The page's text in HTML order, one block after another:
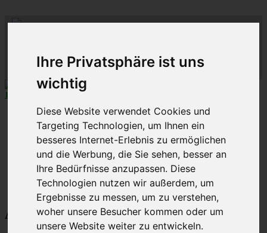
Ihre Privatsphäre ist uns
wichtig
Diese Website verwendet Cookies und
Targeting Technologien, um Ihnen ein
besseres Internet-Erlebnis zu ermöglichen
und die Werbung, die Sie sehen, besser an
Ihre Bedürfnisse anzupassen. Diese
Technologien nutzen wir außerdem, um
Ergebnisse zu messen, um zu verstehen,
woher unsere Besucher kommen oder um
unsere Website weiter zu entwickeln.
D
eutschland
Der Mercedes M-Klasse Club!
MLCD
Regionalbereich
10 aus 27 -M-Klassen in
Schnellzugriff
Ungelesene
MLCD-Ausstellung
Forennutzer
FAQ
MLCD-Seiten MLCD-Foren-Übersicht
Alle Cookies des Boards löschen